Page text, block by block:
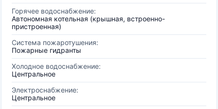
Горячее водоснабжение:
Автономная котельная (крышная, встроенно-
пристроенная)
Система пожаротушения:
Пожарные гидранты
Холодное водоснабжение:
Центральное
Электроснабжение:
Центральное